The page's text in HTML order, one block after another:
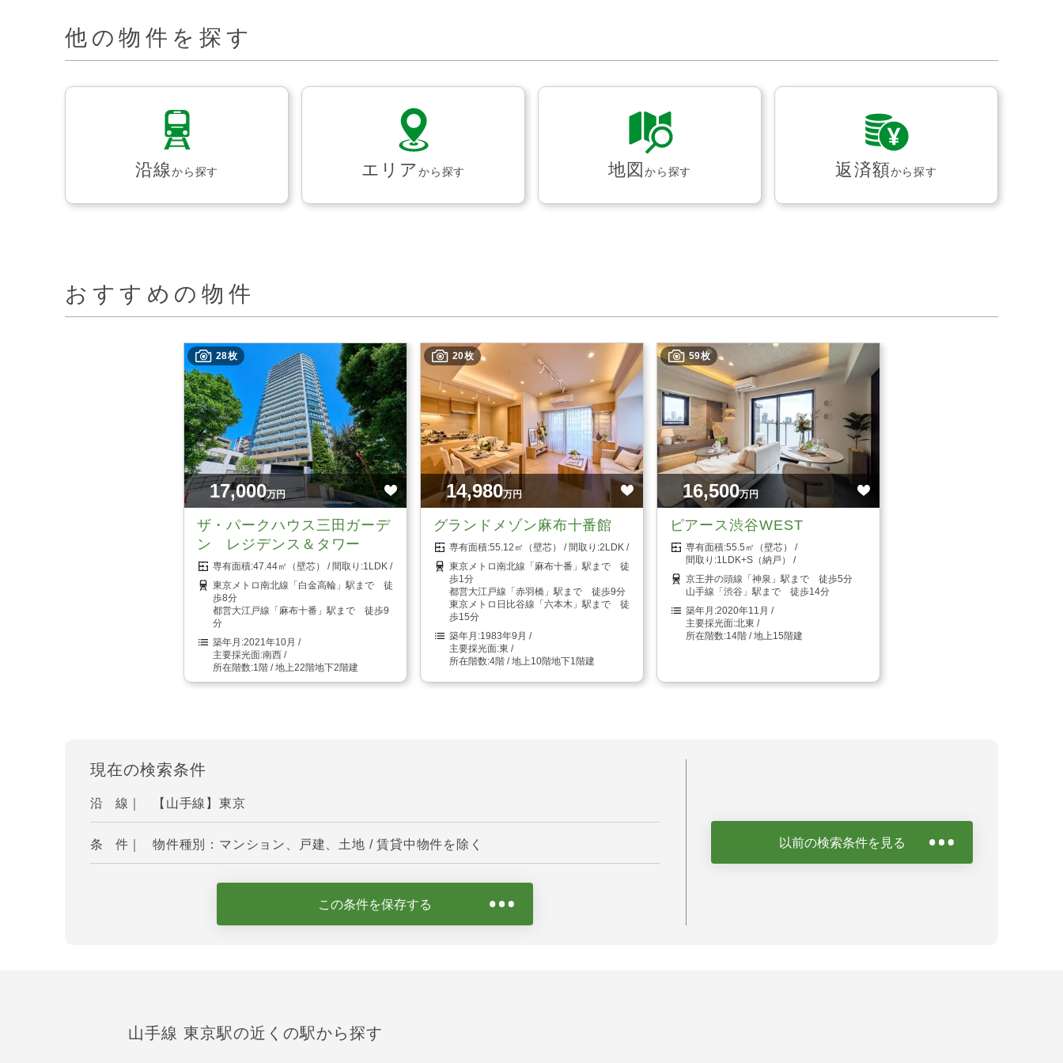
他の物件を探す
沿線から探す エリアから探す 地図から探す 返済額から探す
おすすめの物件
28枚
17,000万円
ザ・パークハウス三田ガーデ
ン レジデンス＆タワー
47.44㎡（壁芯）
1LDK
東京メトロ南北線「白金高輪」駅まで 徒
歩8分
都営大江戸線「麻布十番」駅まで 徒歩9
分
2021年10月
南西
1階 / 地上22階地下2階建
20枚
14,980万円
グランドメゾン麻布十番館
55.12㎡（壁芯）
2LDK
東京メトロ南北線「麻布十番」駅まで 徒
歩1分
都営大江戸線「赤羽橋」駅まで 徒歩9分
東京メトロ日比谷線「六本木」駅まで 徒
歩15分
1983年9月
東
4階 / 地上10階地下1階建
59枚
16,500万円
ピアース渋谷WEST
55.5㎡（壁芯）
1LDK+S（納戸）
京王井の頭線「神泉」駅まで 徒歩5分
山手線「渋谷」駅まで 徒歩14分
2020年11月
北東
14階 / 地上15階建
現在の検索条件
沿 線｜ 【山手線】東京
条 件｜ 物件種別：マンション、戸建、土地 / 賃貸中物件を除く
この条件を保存する
以前の検索条件を見る
山手線 東京駅の近くの駅から探す